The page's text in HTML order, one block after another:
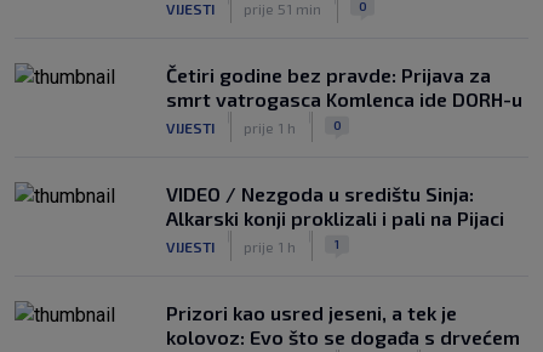
VIJESTI prije 51 min 0
Četiri godine bez pravde: Prijava za
smrt vatrogasca Komlenca ide DORH-u
VIJESTI prije 1 h 0
VIDEO / Nezgoda u središtu Sinja:
Alkarski konji proklizali i pali na Pijaci
VIJESTI prije 1 h 1
Prizori kao usred jeseni, a tek je
kolovoz: Evo što se događa s drvećem